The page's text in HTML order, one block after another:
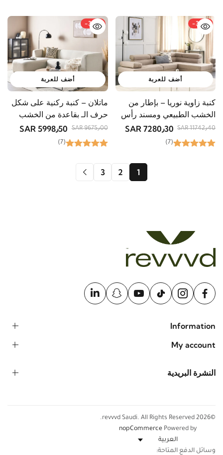
-38%
أضف للعربة
كنبة زاوية نوريا – بإطار من
الخشب الطبيعي ومسند رأس
قابل للتعديل
11742٫40 SAR 7280٫30 SAR
(7)
-38%
أضف للعربة
ماتلان – كنبة ركنية على شكل
حرف الـ بقاعدة من الخشب
الطبيعي
9675٫00 SAR 5998٫50 SAR
(7)
1
2
3
Information
My account
النشرة البريدية
©2026 revvvd Saudi. All Rights Reserved.
Powered by
nopCommerce
وسائل الدفع المتاحة: